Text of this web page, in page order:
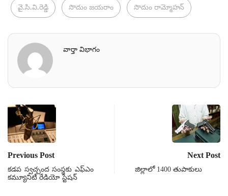
వై.సి.వి.రెడ్డి సొదుం జయరాం సొదుం రామ్మోహన్
వార్తా విభాగం
Previous Post
కడప స్వచ్చంద సంస్థకు ఎఫ్‌ఎం
కమ్యూనిటీ రేడియో స్టేషన్
Next Post
జిల్లాలో 1400 తుపాకులు